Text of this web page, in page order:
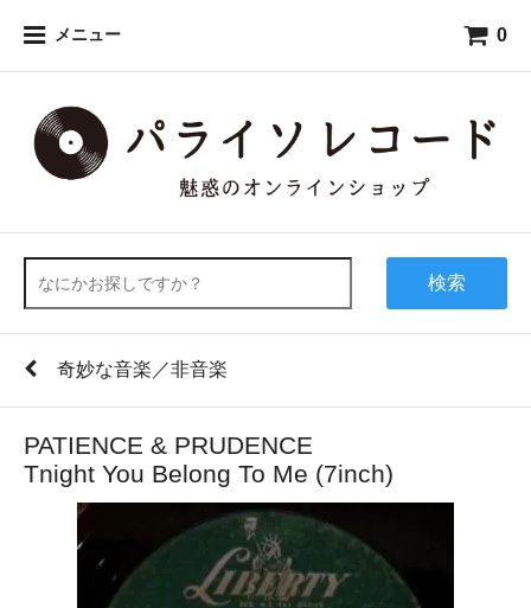
メニュー 0
検索
奇妙な音楽／非音楽
PATIENCE & PRUDENCE
Tnight You Belong To Me (7inch)